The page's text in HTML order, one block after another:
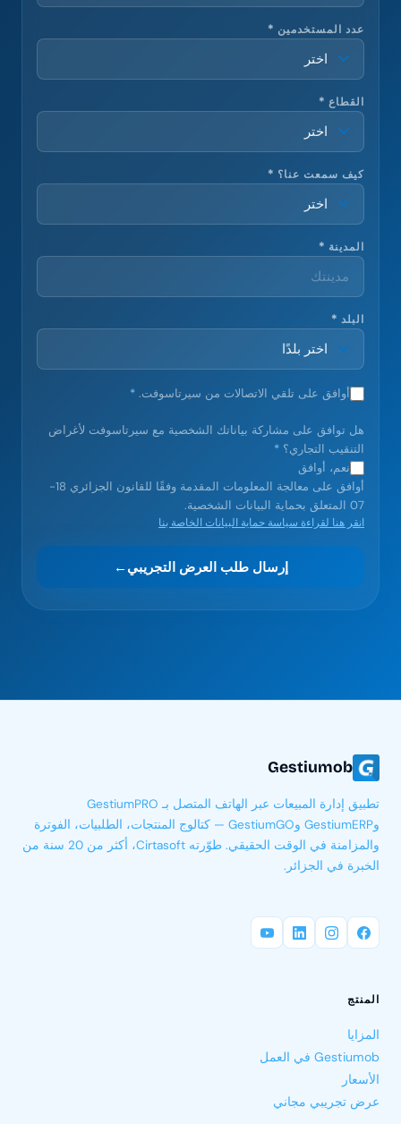
عدد المستخدمين *
القطاع *
كيف سمعت عنا؟ *
المدينة *
البلد *
أوافق على تلقي الاتصالات من سيرتاسوفت. *
هل توافق على مشاركة بياناتك الشخصية مع سيرتاسوفت لأغراض
التنقيب التجاري؟ *
نعم، أوافق
أوافق على معالجة المعلومات المقدمة وفقًا للقانون الجزائري 18-
07 المتعلق بحماية البيانات الشخصية.
انقر هنا لقراءة سياسة حماية البيانات الخاصة بنا
إرسال طلب العرض التجريبي ←
Gestiumob
تطبيق إدارة المبيعات عبر الهاتف المتصل بـ GestiumPRO
وGestiumERP وGestiumGO — كتالوج المنتجات، الطلبيات، الفوترة
والمزامنة في الوقت الحقيقي. طوّرته Cirtasoft، أكثر من 20 سنة من
الخبرة في الجزائر.
المنتج
المزايا
Gestiumob في العمل
الأسعار
عرض تجريبي مجاني